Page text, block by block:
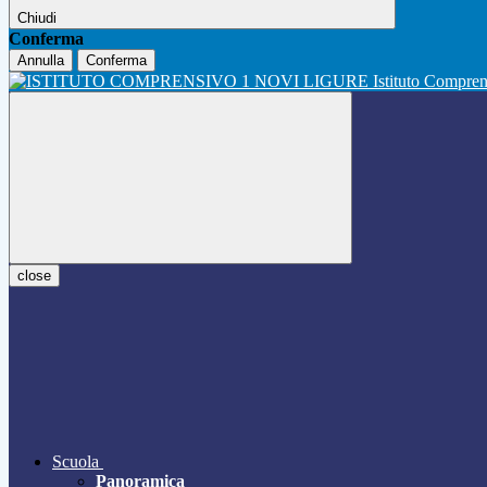
Chiudi
Conferma
Annulla Conferma
Istituto
close
Scuola
Panoramica